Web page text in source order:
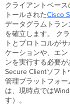
保
護
ク
ラ
イ
ア
ン
ト
クライアントベー
トールされたCisco
データグラムトラ
を確立します。 ク
トとプロトコルが
ケーションや、エ
ンを実行する必要
Secure Clientソフ
管理プラットフォ
は、現時点では
す）。